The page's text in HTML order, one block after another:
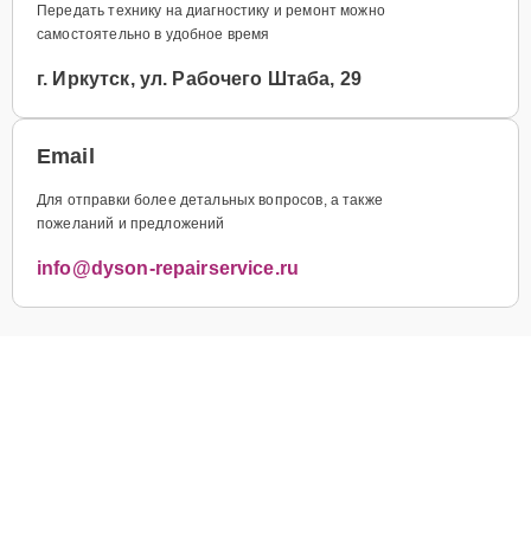
Передать технику на диагностику и ремонт можно
самостоятельно в удобное время
г. Иркутск, ул. Рабочего Штаба, 29
Email
Для отправки более детальных вопросов, а также
пожеланий и предложений
info@dyson-repairservice.ru